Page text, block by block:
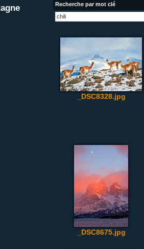
Recherche par mot clé
_DSC8328.jpg
_DSC8675.jpg